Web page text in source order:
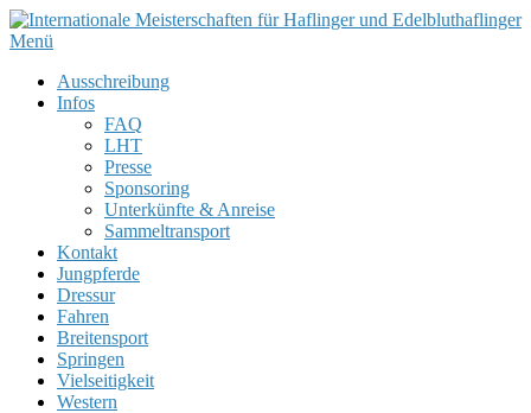
Menü
Ausschreibung
Infos
FAQ
LHT
Presse
Sponsoring
Unterkünfte & Anreise
Sammeltransport
Kontakt
Jungpferde
Dressur
Fahren
Breitensport
Springen
Vielseitigkeit
Western